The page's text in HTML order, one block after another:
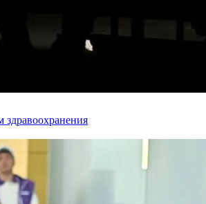
здравоохранения